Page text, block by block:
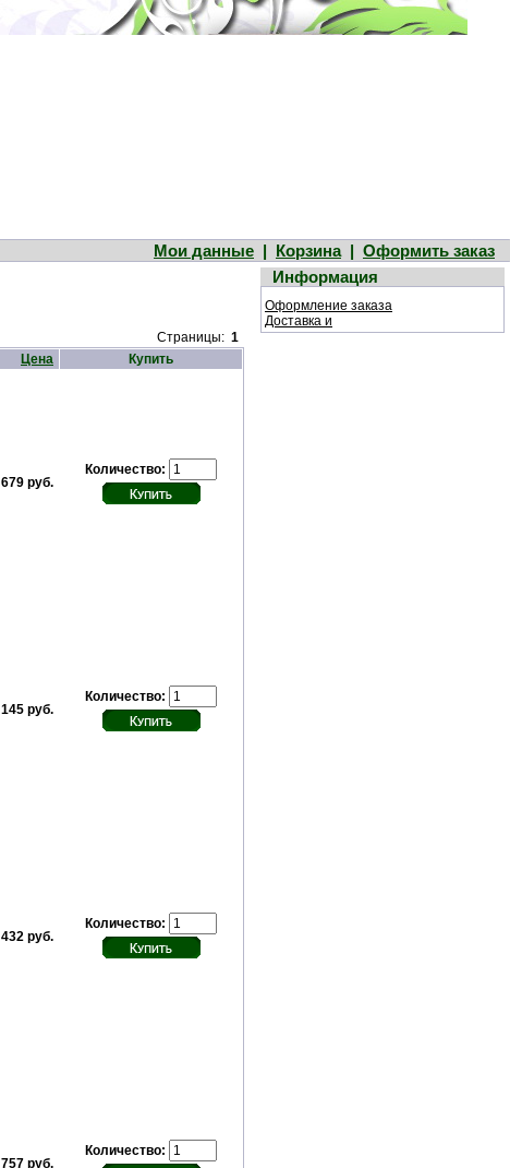
Мои данные | Корзина| Оформить заказ
Страницы: 1
Цена Купить
679 руб.
Количество:
145 руб.
Количество:
432 руб.
Количество:
757 руб.
Количество:
Информация
Оформление заказа
Доставка и